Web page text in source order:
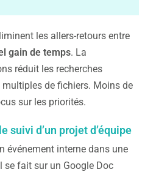
les allers-retours entre
gain de temps. La
réduit les recherches
de fichiers. Moins de
sur les priorités.
suivi d’un projet d’équipe
événement interne dans une
fait sur un Google Doc